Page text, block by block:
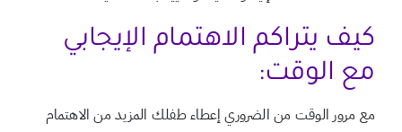
كيف يتراكم الاهتمام الإيجابي
مع الوقت:
مع مرور الوقت من الضروري إعطاء طفلك المزيد من الاهتمام